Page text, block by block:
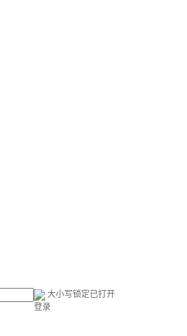
大小写锁定已打开
登录